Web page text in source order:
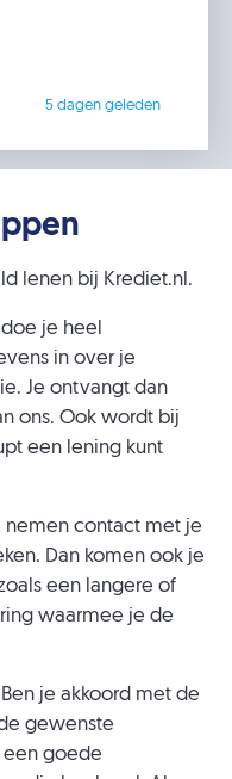
5 dagen geleden
lenen bij Krediet.nl.
je heel
in over je
Je ontvangt dan
ons. Ook wordt bij
een lening kunt
nemen contact met je
Dan komen ook je
een langere of
waarmee je de
Ben je akkoord met de
gewenste
een goede